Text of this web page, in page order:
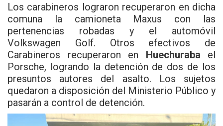
Los carabineros lograron recuperaron en dicha
comuna la camioneta Maxus con las
pertenencias robadas y el automóvil
Volkswagen Golf. Otros efectivos de
Carabineros recuperaron en Huechuraba el
Porsche, logrando la detención de dos de los
presuntos autores del asalto. Los sujetos
quedaron a disposición del Ministerio Público y
pasarán a control de detención.